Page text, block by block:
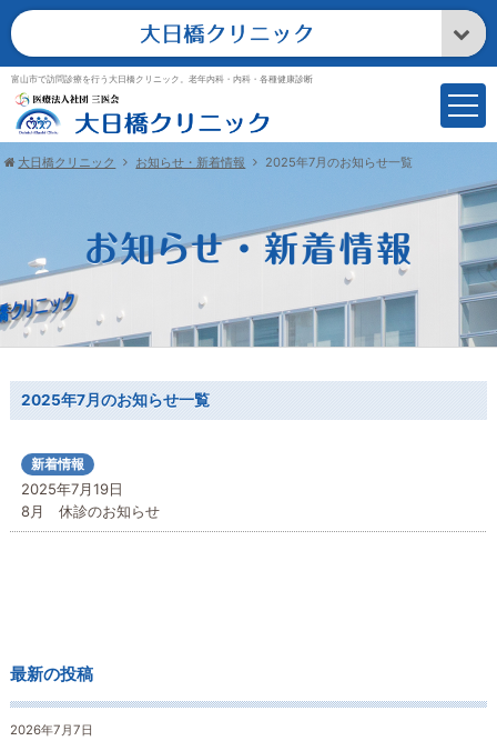
富山市で訪問診療を行う大日橋クリニック。老年内科・内科・各種健康診断
大日橋クリニック お知らせ・新着情報 2025年7月のお知らせ一覧
2025年7月のお知らせ一覧
2025年7月19日
新着情報
8月 休診のお知らせ
最新の投稿
2026年7月7日